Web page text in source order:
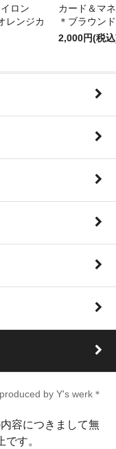
ロン
レンジカ
カード＆マ
＊ブラウン
2,000円(税
by Y's werk＊
容につきまして無
す。